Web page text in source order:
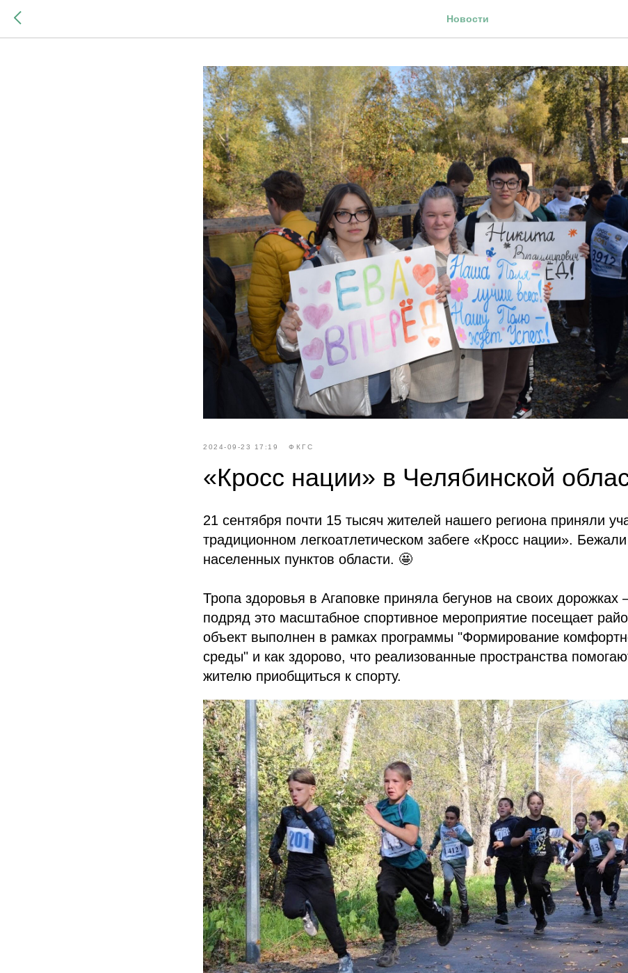
Новости
2024-09-23 17:19 ФКГС
«Кросс нации» в Челябинской
21 сентября почти 15 тысяч жителей нашего региона приняли
традиционном легкоатлетическом забеге «Кросс нации».
населенных пунктов области. 🤩
Тропа здоровья в Агаповке приняла бегунов на своих
подряд это масштабное спортивное мероприятие посещает
объект выполнен в рамках программы "Формирование
среды" и как здорово, что реализованные пространства
жителю приобщиться к спорту.